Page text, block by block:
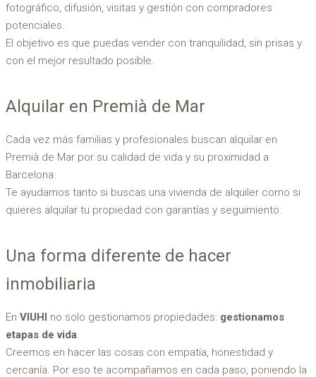
fotográfico, difusión, visitas y gestión con compradores
potenciales.
El objetivo es que puedas vender con tranquilidad, sin prisas y
con el mejor resultado posible.
Alquilar en Premià de Mar
Cada vez más familias y profesionales buscan alquilar en
Premià de Mar por su calidad de vida y su proximidad a
Barcelona.
Te ayudamos tanto si buscas una vivienda de alquiler como si
quieres alquilar tu propiedad con garantías y seguimiento.
Una forma diferente de hacer
inmobiliaria
En VIUHI no solo gestionamos propiedades: gestionamos
etapas de vida
Creemos en hacer las cosas con empatía, honestidad y
cercanía. Por eso te acompañamos en cada paso, poniendo la